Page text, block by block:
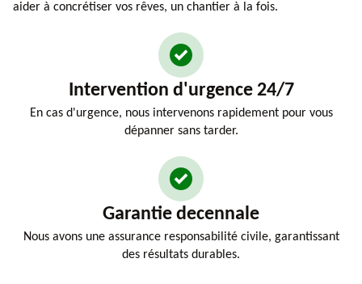
aider à concrétiser vos rêves, un chantier à la fois.
Intervention d'urgence 24/7
En cas d'urgence, nous intervenons rapidement pour vous
dépanner sans tarder.
Garantie decennale
Nous avons une assurance responsabilité civile, garantissant
des résultats durables.